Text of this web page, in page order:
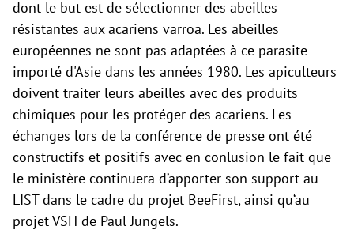
dont le but est de sélectionner des abeilles
résistantes aux acariens varroa. Les abeilles
européennes ne sont pas adaptées à ce parasite
importé d'Asie dans les années 1980. Les apiculteurs
doivent traiter leurs abeilles avec des produits
chimiques pour les protéger des acariens. Les
échanges lors de la conférence de presse ont été
constructifs et positifs avec en conlusion le fait que
le ministère continuera d’apporter son support au
LIST dans le cadre du projet BeeFirst, ainsi qu‘au
projet VSH de Paul Jungels.